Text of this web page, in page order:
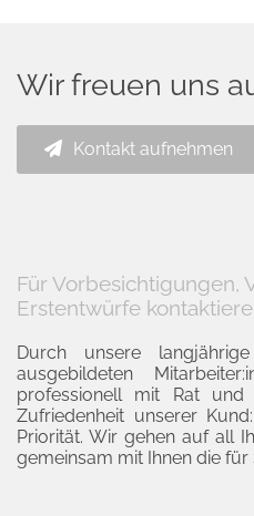
Wir freuen uns
Kontakt aufnehmen
Für Vorbesichtigungen,
Erstentwürfe
Durch unsere
ausgebildeten
professionell mit Rat
Zufriedenheit unserer
Priorität. Wir gehen auf all
gemeinsam mit Ihnen die für